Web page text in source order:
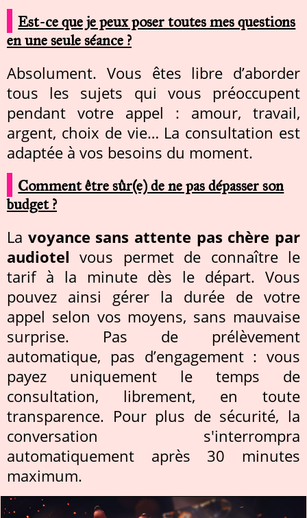
Est-ce que je peux poser toutes mes questions
en une seule séance ?
Absolument. Vous êtes libre d’aborder
tous les sujets qui vous préoccupent
pendant votre appel : amour, travail,
argent, choix de vie… La consultation est
adaptée à vos besoins du moment.
Comment être sûr(e) de ne pas dépasser son
budget ?
La voyance sans attente pas chère par
audiotel vous permet de connaître le
tarif à la minute dès le départ. Vous
pouvez ainsi gérer la durée de votre
appel selon vos moyens, sans mauvaise
surprise. Pas de prélèvement
automatique, pas d’engagement : vous
payez uniquement le temps de
consultation, librement, en toute
transparence. Pour plus de sécurité, la
conversation s'interrompra
automatiquement après 30 minutes
maximum.